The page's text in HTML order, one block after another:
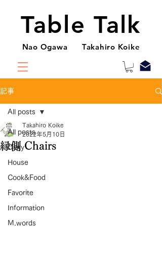
Table Talk
Nao Ogawa Takahiro Koike
記事
All posts
Diary
House
Cook&Food
Favorite
Information
M.words
All posts
縁側 Chairs
Takahiro Koike
2022年5月10日